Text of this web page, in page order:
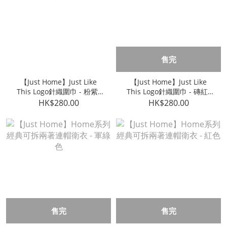
【Just Home】Just Like
This Logo針織圍巾 - 粉紫/
復古粉紅
HK$280.00
售完
【Just Home】Just Like
This Logo針織圍巾 - 磚紅/
奶油白
HK$280.00
售完 售完